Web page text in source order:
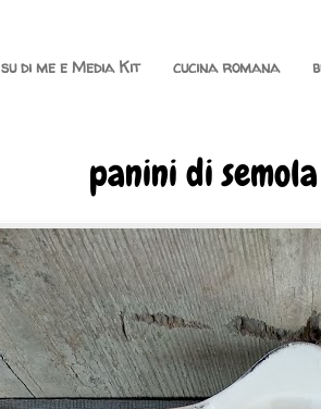
su di me e Media Kit cucina romana
panini di